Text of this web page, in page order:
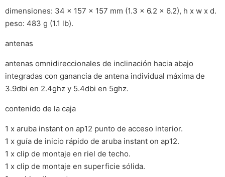
dimensiones: 34 x 157 x 157 mm (1.3 x 6.2 x 6.2), h x w x d.
peso: 483 g (1.1 lb).
antenas
antenas omnidireccionales de inclinación hacia abajo
integradas con ganancia de antena individual máxima de
3.9dbi en 2.4ghz y 5.4dbi en 5ghz.
contenido de la caja
1 x aruba instant on ap12 punto de acceso interior.
1 x guía de inicio rápido de aruba instant on ap12.
1 x clip de montaje en riel de techo.
1 x clip de montaje en superficie sólida.